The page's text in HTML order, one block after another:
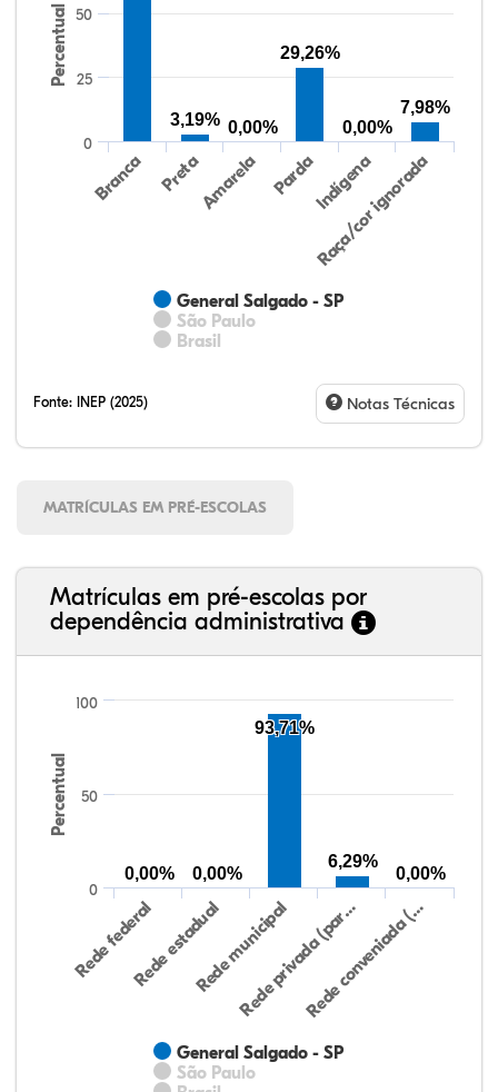
Percentual
General Salgado - SP
São Paulo
Brasil
Branca PretaAmarela PardaIndígena
Raça/cor ignorada
0
25
50
3,19% 0,00%
29,26%
0,00%
7,98%
Fonte: INEP (2025) Notas Técnicas
MATRÍCULAS EM PRÉ-ESCOLAS
Matrículas em pré-escolas por
dependência administrativa
Percentual
General Salgado - SP
São Paulo
Rede federalRede estadualRede municipal
Rede privada (par…Rede conveniada (…
0
50
100
0,00% 0,00%
93,71%
6,29%
0,00%